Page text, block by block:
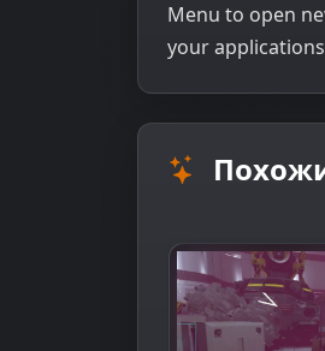
Menu to open
your